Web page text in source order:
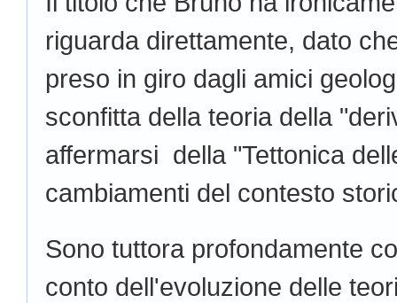
riguarda direttamente, dato
preso in giro dagli amici
sconfitta della teoria della
affermarsi della "Tettonica
cambiamenti del contesto
Sono tuttora profondamente
conto dell'evoluzione delle